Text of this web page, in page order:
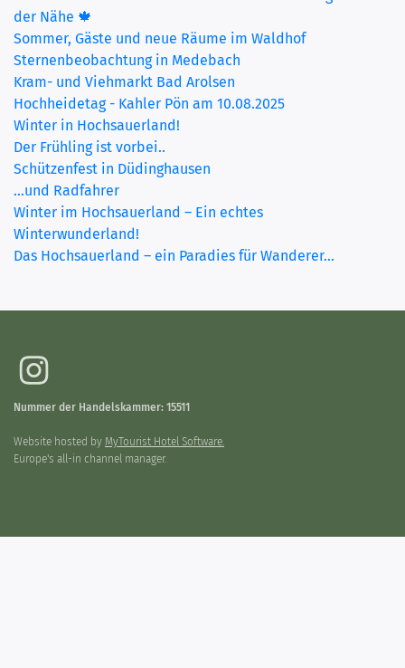
der Nähe 🍁
Sommer, Gäste und neue Räume im Waldhof
Sternenbeobachtung in Medebach
Kram- und Viehmarkt Bad Arolsen
Hochheidetag - Kahler Pön am 10.08.2025
Winter in Hochsauerland!
Der Frühling ist vorbei..
Schützenfest in Düdinghausen
...und Radfahrer
Winter im Hochsauerland – Ein echtes
Winterwunderland!
Das Hochsauerland – ein Paradies für Wanderer...
Nummer der Handelskammer: 15511
Website hosted by MyTourist Hotel Software.
Europe's all-in channel manager.